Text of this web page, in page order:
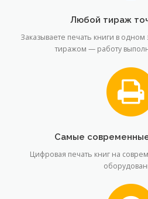
Любой тираж
Заказываете печать книги в
тиражом — работу
Самые
Цифровая печать книг на